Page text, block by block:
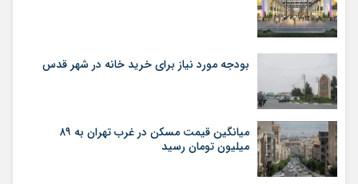
بودجه مورد نیاز برای خرید خانه در شهر قدس
میانگین قیمت مسکن در غرب تهران به ۸۹
میلیون تومان رسید